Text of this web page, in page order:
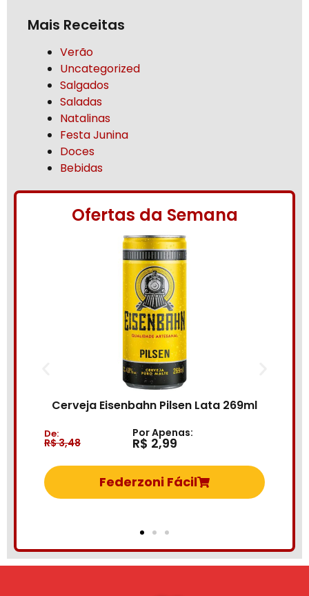
Mais Receitas
Verão
Uncategorized
Salgados
Saladas
Natalinas
Festa Junina
Doces
Bebidas
Ofertas da Semana
Eisenbahn Pilsen Lata 269ml
Por Apenas:
R$ 2,99
Federzoni Fácil
Bebida